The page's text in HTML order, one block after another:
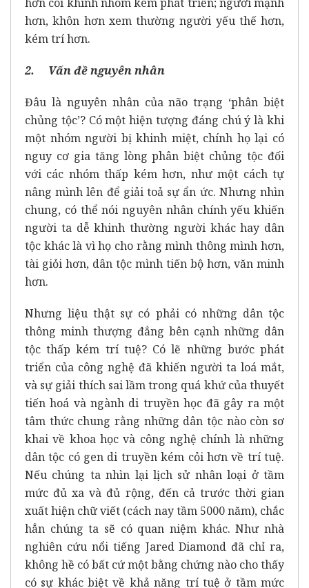
hơn, khôn hơn xem thường người yếu thế hơn,
kém trí hơn.
2. Vấn đề nguyên nhân
Đâu là nguyên nhân của não trạng ‘phân biệt
chủng tộc’? Có một hiện tượng đáng chú ý là khi
một nhóm người bị khinh miệt, chính họ lại có
nguy cơ gia tăng lòng phân biệt chủng tộc đối
với các nhóm thấp kém hơn, như một cách tự
nâng mình lên để giải toả sự ẩn ức. Nhưng nhìn
chung, có thể nói nguyên nhân chính yếu khiến
người ta dễ khinh thường người khác hay dân
tộc khác là vì họ cho rằng mình thông mình hơn,
tài giỏi hơn, dân tộc mình tiến bộ hơn, văn minh
hơn.
Nhưng liệu thật sự có phải có những dân tộc
thông minh thượng đẳng bên cạnh những dân
tộc thấp kém trí tuệ? Có lẽ những bước phát
triển của công nghệ đã khiến người ta loá mắt,
và sự giải thích sai lầm trong quá khứ của thuyết
tiến hoá và ngành di truyền học đã gây ra một
tâm thức chung rằng những dân tộc nào còn sơ
khai về khoa học và công nghệ chính là những
dân tộc có gen di truyền kém cỏi hơn về trí tuệ.
Nếu chúng ta nhìn lại lịch sử nhân loại ở tầm
mức đủ xa và đủ rộng, đến cả trước thời gian
xuất hiện chữ viết (cách nay tầm 5000 năm), chắc
hẳn chúng ta sẽ có quan niệm khác. Như nhà
nghiên cứu nổi tiếng Jared Diamond đã chỉ ra,
không hề có bất cứ một bằng chứng nào cho thấy
có sự khác biệt về khả năng trí tuệ ở tầm mức